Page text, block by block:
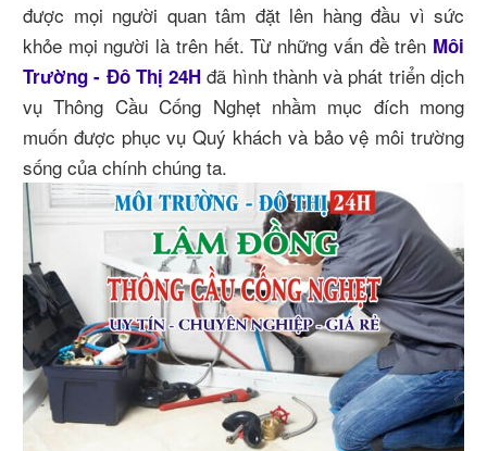
được mọi người quan tâm đặt lên hàng đầu vì sức
khỏe mọi người là trên hết. Từ những vấn đề trên Môi
Trường - Đô Thị 24H đã hình thành và phát triển dịch
vụ Thông Cầu Cống Nghẹt nhầm mục đích mong
muốn được phục vụ Quý khách và bảo vệ môi trường
sống của chính chúng ta.